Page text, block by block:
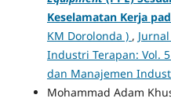
Keselamatan Kerja
KM Dorolonda ) ,
Industri Terapan: Vol.
dan Manajemen
Mohammad Adam